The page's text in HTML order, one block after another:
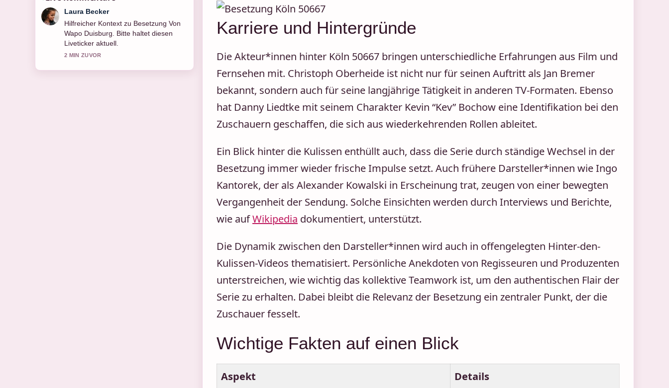
Karriere und Hintergründe
Die Akteur*innen hinter Köln 50667 bringen unterschiedliche Erfahrungen aus Film und
Fernsehen mit. Christoph Oberheide ist nicht nur für seinen Auftritt als Jan Bremer
bekannt, sondern auch für seine langjährige Tätigkeit in anderen TV-Formaten. Ebenso
hat Danny Liedtke mit seinem Charakter Kevin “Kev” Bochow eine Identifikation bei den
Zuschauern geschaffen, die sich aus wiederkehrenden Rollen ableitet.
Ein Blick hinter die Kulissen enthüllt auch, dass die Serie durch ständige Wechsel in der
Besetzung immer wieder frische Impulse setzt. Auch frühere Darsteller*innen wie Ingo
Kantorek, der als Alexander Kowalski in Erscheinung trat, zeugen von einer bewegten
Vergangenheit der Sendung. Solche Einsichten werden durch Interviews und Berichte,
wie aufWikipedia dokumentiert, unterstützt.
Die Dynamik zwischen den Darsteller*innen wird auch in offengelegten Hinter-den-
Kulissen-Videos thematisiert. Persönliche Anekdoten von Regisseuren und Produzenten
unterstreichen, wie wichtig das kollektive Teamwork ist, um den authentischen Flair der
Serie zu erhalten. Dabei bleibt die Relevanz der Besetzung ein zentraler Punkt, der die
Zuschauer fesselt.
Wichtige Fakten auf einen Blick
Aspekt Details
Nico Hoffmann
Die Berichterstattung zu Besetzung
Von Full Metal Jacket wirkt solide und
sehr gut nachvollziehbar.
4 MIN ZUVOR